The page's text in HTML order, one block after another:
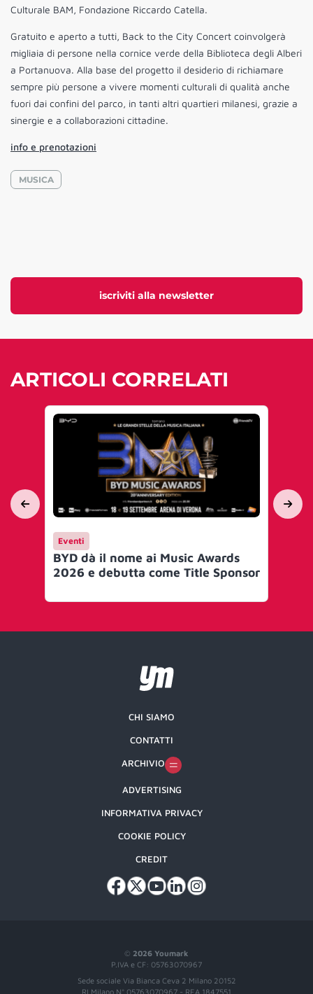
iscriviti alla newsletter
Culturale BAM, Fondazione Riccardo Catella.
Gratuito e aperto a tutti, Back to the City Concert coinvolgerà
migliaia di persone nella cornice verde della Biblioteca degli Alberi
a Portanuova. Alla base del progetto il desiderio di richiamare
sempre più persone a vivere momenti culturali di qualità anche
fuori dai confini del parco, in tanti altri quartieri milanesi, grazie a
sinergie e a collaborazioni cittadine.
info e prenotazioni
MUSICA
ARTICOLI CORRELATI
Eventi
BYD dà il nome ai Music Awards
2026 e debutta come Title Sponsor
© 2026 Youmark
P.IVA e CF: 05763070967
Sede sociale Via Bianca Ceva 2 Milano 20152
RI Milano N° 05763070967 - REA 1847551
CHI SIAMO
CONTATTI
ARCHIVIO
ADVERTISING
INFORMATIVA PRIVACY
COOKIE POLICY
CREDIT